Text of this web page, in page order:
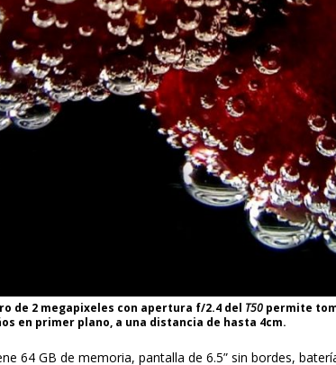
de 2 megapixeles con apertura f/2.4 del T50 permite
en primer plano, a una distancia de hasta 4cm.
64 GB de memoria, pantalla de 6.5” sin bordes,